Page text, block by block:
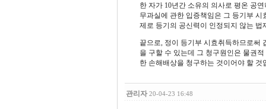
한 자가 10년간 소유의 의사로 평온 공
무과실에 관한 입증책임은 그 등기부
제로 등기의 공신력이 인정되지 않는
끝으로, 정이 등기부 시효취득하므로써
을 구할 수 있는데 그 청구원인은 물권
한 손해배상을 청구하는 것이어야 할 것
관리자 20-04-23 16:48